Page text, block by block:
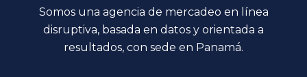
Somos una agencia de mercadeo en línea
disruptiva, basada en datos y orientada a
resultados, con sede en Panamá.